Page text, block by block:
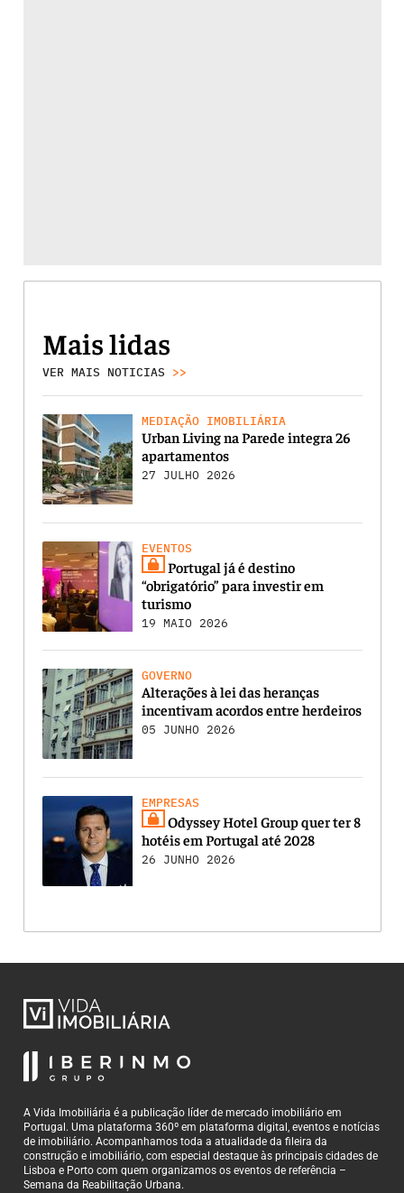
Mais lidas
VER MAIS NOTICIAS >>
MEDIAÇÃO IMOBILIÁRIA
Urban Living na Parede integra 26
apartamentos
27 JULHO 2026
EVENTOS
Portugal já é destino
“obrigatório” para investir em
turismo
19 MAIO 2026
GOVERNO
Alterações à lei das heranças
incentivam acordos entre herdeiros
05 JUNHO 2026
EMPRESAS
Odyssey Hotel Group quer ter 8
hotéis em Portugal até 2028
26 JUNHO 2026
A Vida Imobiliária é a publicação líder de mercado imobiliário em
Portugal. Uma plataforma 360º em plataforma digital, eventos e notícias
de imobiliário. Acompanhamos toda a atualidade da fileira da
construção e imobiliário, com especial destaque às principais cidades de
Lisboa e Porto com quem organizamos os eventos de referência –
Semana da Reabilitação Urbana.